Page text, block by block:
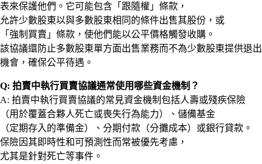
表來保護他們。它可能包含「跟隨權」條款，
允許少數股東以與多數股東相同的條件出售其股份，或
「強制買賣」條款，使他們能以公平價格觸發收購。
該協議還防止多數股東單方面出售業務而不為少數股東提供退出
機會，確保公平待遇。
Q: 拍賣中執行買賣協議通常使用哪些資金機制？
A: 拍賣中執行買賣協議的常見資金機制包括人壽或殘疾保險
（用於覆蓋合夥人死亡或喪失行為能力）、儲備基金
（定期存入的準備金）、分期付款（分攤成本）或銀行貸款。
保險因其即時性和可預測性而常被優先考慮，
尤其是針對死亡等事件。